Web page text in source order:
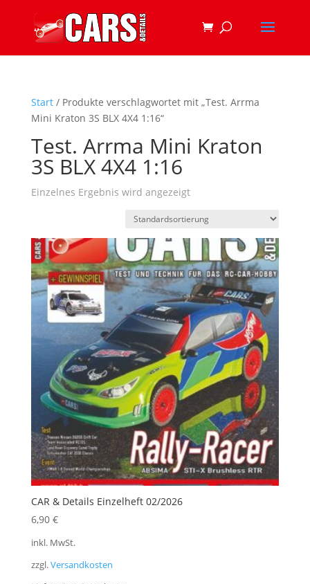
Start/ Produkte verschlagwortet mit „Test. Arrma
Mini Kraton 3S BLX 4X4 1:16“
Test. Arrma Mini Kraton
3S BLX 4X4 1:16
Einzelnes Ergebnis wird angezeigt
CAR & Details Einzelheft 02/2026
6,90 €
inkl. MwSt.
zzgl.Versandkosten